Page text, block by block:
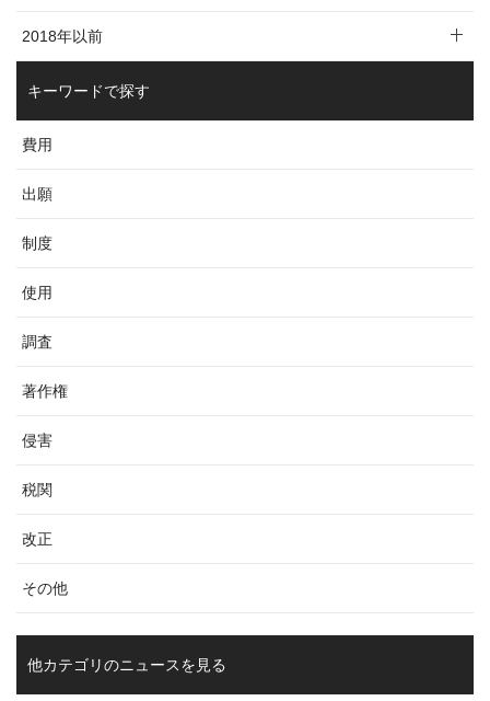
2018年以前
キーワードで探す
費用
出願
制度
使用
調査
著作権
侵害
税関
改正
その他
他カテゴリのニュースを見る